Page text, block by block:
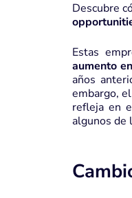
Descubre
Estas
aumento
años
embargo,
refleja en
algunos de